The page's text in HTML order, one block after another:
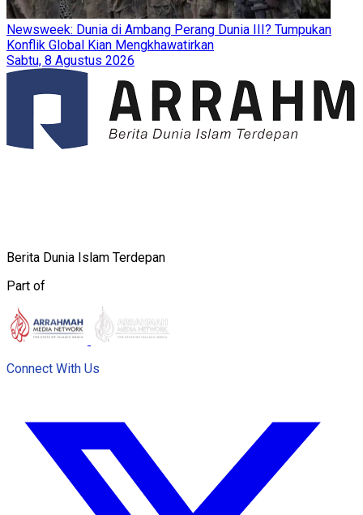
Newsweek: Dunia di Ambang Perang Dunia III? Tumpukan
Konflik Global Kian Mengkhawatirkan
Sabtu, 8 Agustus 2026
Berita Dunia Islam Terdepan
Part of
Connect With Us